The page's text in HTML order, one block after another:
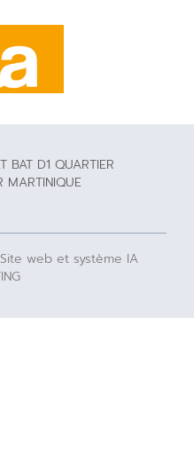
BAT D1 QUARTIER
MARTINIQUE
web et système IA